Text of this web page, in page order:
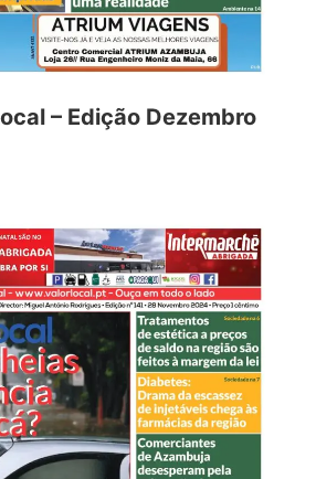
– Edição Dezembro